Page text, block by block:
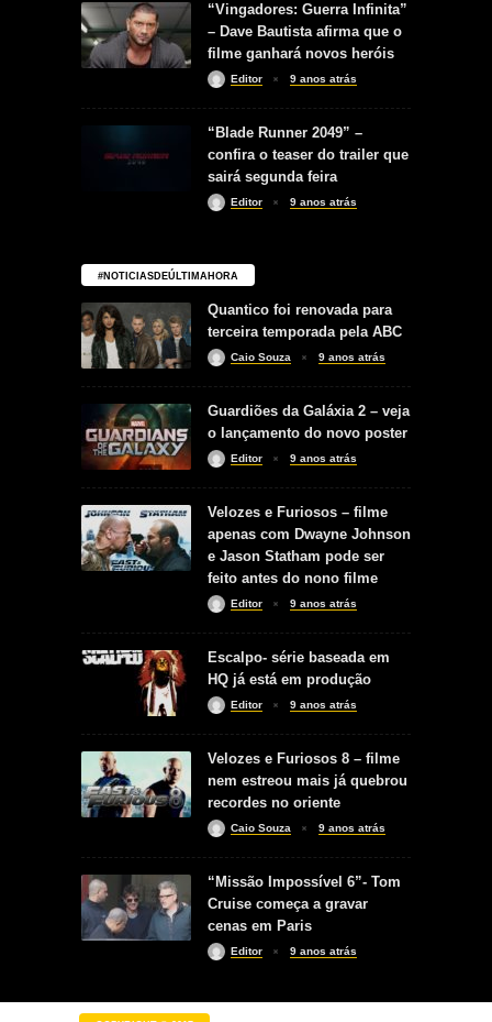
“Vingadores: Guerra Infinita”
– Dave Bautista afirma que o
filme ganhará novos heróis
Editor 9 anos atrás
“Blade Runner 2049” –
confira o teaser do trailer que
sairá segunda feira
Editor 9 anos atrás
#NOTICIASDEÚLTIMAHORA
Quantico foi renovada para
terceira temporada pela ABC
Caio Souza 9 anos atrás
Guardiões da Galáxia 2 – veja
o lançamento do novo poster
Editor 9 anos atrás
Velozes e Furiosos – filme
apenas com Dwayne Johnson
e Jason Statham pode ser
feito antes do nono filme
Editor 9 anos atrás
Escalpo- série baseada em
HQ já está em produção
Editor 9 anos atrás
Velozes e Furiosos 8 – filme
nem estreou mais já quebrou
recordes no oriente
Caio Souza 9 anos atrás
“Missão Impossível 6”- Tom
Cruise começa a gravar
cenas em Paris
Editor 9 anos atrás